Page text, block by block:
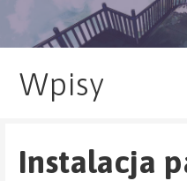
Wpisy
Instalacja